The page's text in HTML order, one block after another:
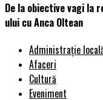
De la obiective vagi
ului cu Anca Oltean
Administrație
Afaceri
Cultură
Eveniment